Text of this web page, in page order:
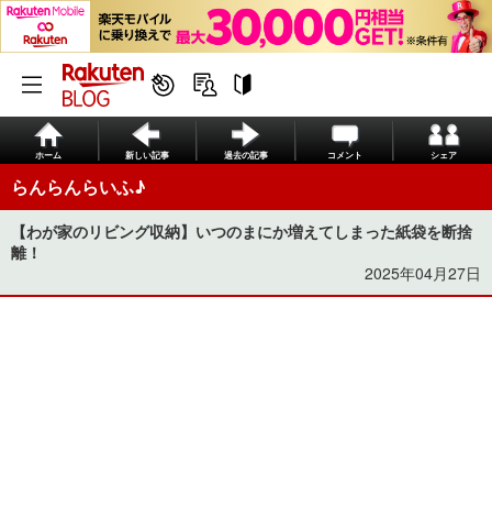
ホーム 新しい記事 過去の記事 コメント シェア
らんらんらいふ♪
【わが家のリビング収納】いつのまにか増えてしまった紙袋を断捨
離！
2025年04月27日